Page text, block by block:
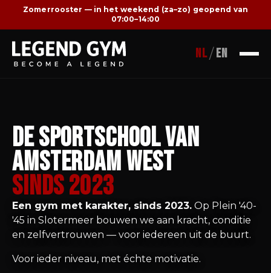
Zomerrooster — in het weekend (za–zo) geopend van
07:00–14:00
NL/EN
De Sportschool van
Amsterdam West
sinds 2023
Een gym met karakter, sinds 2023. Op Plein '40-
'45 in Slotermeer bouwen we aan kracht, conditie
en zelfvertrouwen — voor iedereen uit de buurt.
Voor ieder niveau, met échte motivatie.